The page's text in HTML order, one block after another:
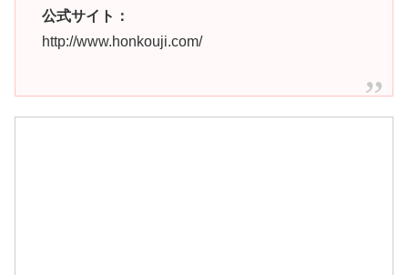
公式サイト：
http://www.honkouji.com/